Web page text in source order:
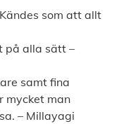
som att allt
på alla sätt –
samt fina
mycket man
– Millayagi